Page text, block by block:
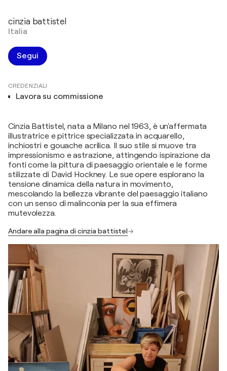
cinzia battistel
Italia
Segui
CREDENZIALI
Lavora su commissione
Cinzia Battistel, nata a Milano nel 1963, è un'affermata
illustratrice e pittrice specializzata in acquarello,
inchiostri e gouache acrilica. Il suo stile si muove tra
impressionismo e astrazione, attingendo ispirazione da
fonti come la pittura di paesaggio orientale e le forme
stilizzate di David Hockney. Le sue opere esplorano la
tensione dinamica della natura in movimento,
mescolando la bellezza vibrante del paesaggio italiano
con un senso di malinconia per la sua effimera
mutevolezza.
Andare alla pagina di cinzia battistel